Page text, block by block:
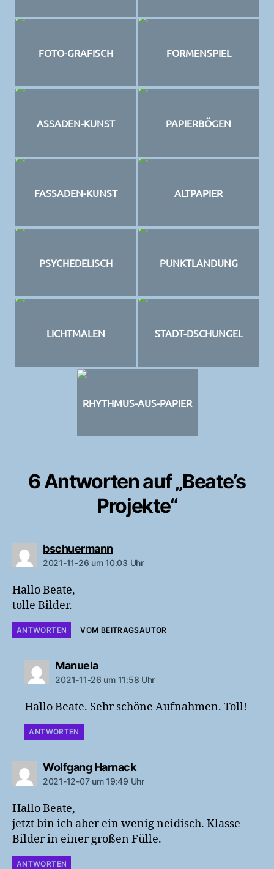
FOTO-GRAFISCH FORMENSPIEL
ASSADEN-KUNST PAPIERBÖGEN
FASSADEN-KUNST ALTPAPIER
PSYCHEDELISCH PUNKTLANDUNG
LICHTMALEN STADT-DSCHUNGEL
RHYTHMUS-AUS-PAPIER
6 Antworten auf „Beate’s
Projekte“
bschuermannsagt:
2021-11-26 um 10:03 Uhr
Hallo Beate,
tolle Bilder.
ANTWORTEN VOM BEITRAGSAUTOR
Manuelasagt:
2021-11-26 um 11:58 Uhr
Hallo Beate. Sehr schöne Aufnahmen. Toll!
ANTWORTEN
Wolfgang Harnacksagt:
2021-12-07 um 19:49 Uhr
Hallo Beate,
jetzt bin ich aber ein wenig neidisch. Klasse
Bilder in einer großen Fülle.
ANTWORTEN